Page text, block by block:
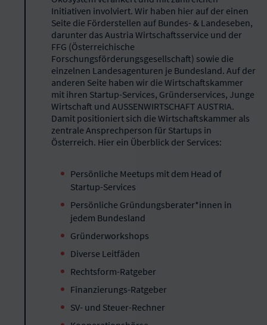
Initiativen involviert. Wir haben hier auf der einen
Seite die Förderstellen auf Bundes- & Landeseben,
darunter das Austria Wirtschaftsservice und der
FFG (Österreichische
Forschungsförderungsgesellschaft) sowie die
einzelnen Landesagenturen je Bundesland. Auf der
anderen Seite haben wir die Wirtschaftskammer
mit ihren Startup-Services, Gründerservices, Junge
Wirtschaft und AUSSENWIRTSCHAFT AUSTRIA.
Damit positioniert sich die Wirtschaftskammer als
zentrale Ansprechperson für Startups in
Österreich. Hier ein Überblick der Services:
Persönliche Meetups mit dem Head of
Startup-Services
Persönliche Gründungsberater*innen in
jedem Bundesland
Gründerworkshops
Diverse Leitfäden
Rechtsform-Ratgeber
Finanzierungs-Ratgeber
SV- und Steuer-Rechner